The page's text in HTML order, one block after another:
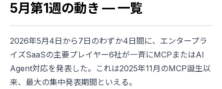
5月第1週の動き — 一覧
2026年5月4日から7日のわずか4日間に、エンタープラ
イズSaaSの主要プレイヤー6社が一斉にMCPまたはAI
Agent対応を発表した。これは2025年11月のMCP誕生以
来、最大の集中発表期間といえる。